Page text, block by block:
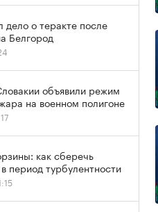
дело о теракте после
Белгород
объявили режим
на военном полигоне
как сберечь
период турбулентности